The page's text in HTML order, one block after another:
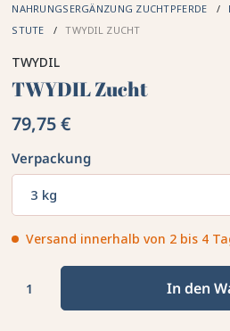
NAHRUNGSERGÄNZUNG ZUCHTPFERDE
STUTE
TWYDIL ZUCHT
TWYDIL
TWYDIL Zucht
79,75 €
Verpackung
3 kg
Versand innerhalb von 2 bis 4
In den